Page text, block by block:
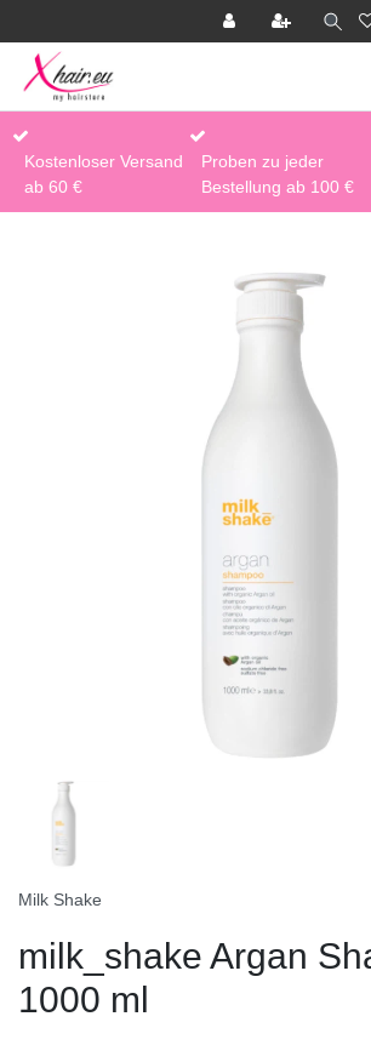
Kostenloser Versand
ab 60 €
Proben zu jeder
Bestellung ab 100 €
Milk Shake
milk_shake Argan
1000 ml